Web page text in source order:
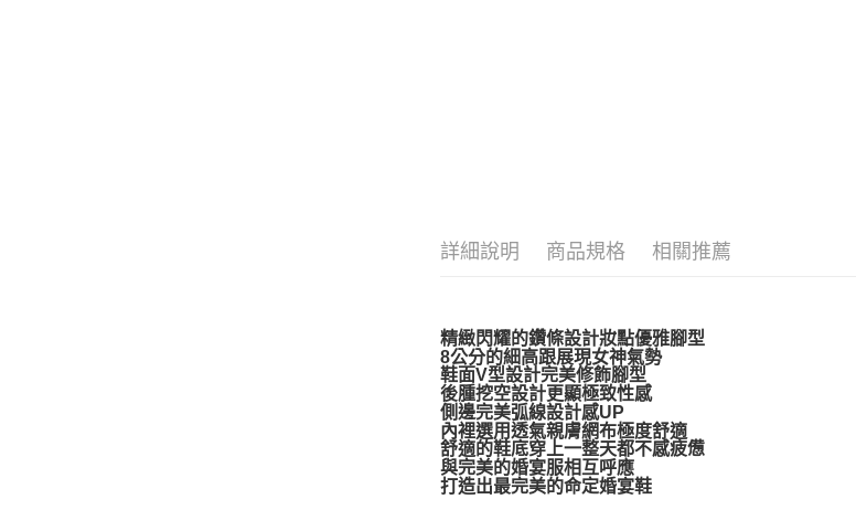
詳細說明 商品規格 相關推薦
精緻閃耀的鑽條設計妝點優雅腳型
8公分的細高跟展現女神氣勢
鞋面V型設計完美修飾腳型
後腫挖空設計更顯極致性感
側邊完美弧線設計感UP
內裡選用透氣親膚網布極度舒適
舒適的鞋底穿上一整天都不感疲憊
與完美的婚宴服相互呼應
打造出最完美的命定婚宴鞋